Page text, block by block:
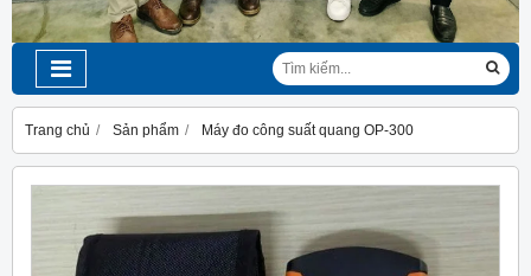
Trang chủ Sản phẩm Máy đo công suất quang OP-300